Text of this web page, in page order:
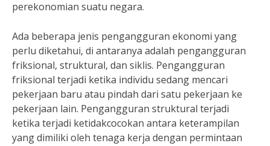
perekonomian suatu negara.
Ada beberapa jenis pengangguran ekonomi yang
perlu diketahui, di antaranya adalah pengangguran
friksional, struktural, dan siklis. Pengangguran
friksional terjadi ketika individu sedang mencari
pekerjaan baru atau pindah dari satu pekerjaan ke
pekerjaan lain. Pengangguran struktural terjadi
ketika terjadi ketidakcocokan antara keterampilan
yang dimiliki oleh tenaga kerja dengan permintaan